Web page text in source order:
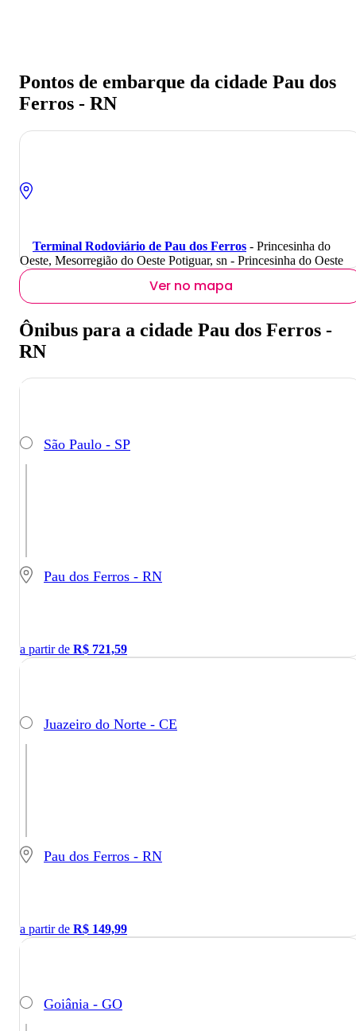
Pontos de embarque da cidade Pau dos
Ferros - RN
Terminal Rodoviário de Pau dos Ferros - Princesinha do
Oeste, Mesorregião do Oeste Potiguar, sn - Princesinha do Oeste
Ver no mapa
Ônibus para a cidade Pau dos Ferros -
RN
São Paulo - SP
Pau dos Ferros - RN
a partir de R$ 721,59
Juazeiro do Norte - CE
Pau dos Ferros - RN
a partir de R$ 149,99
Goiânia - GO